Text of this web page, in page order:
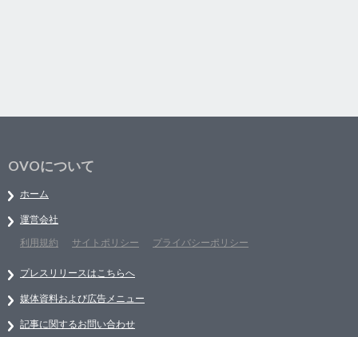
OVOについて
ホーム
運営会社
利用規約
サイトポリシー プライバシーポリシー
プレスリリースはこちらへ
媒体資料および広告メニュー
記事に関するお問い合わせ